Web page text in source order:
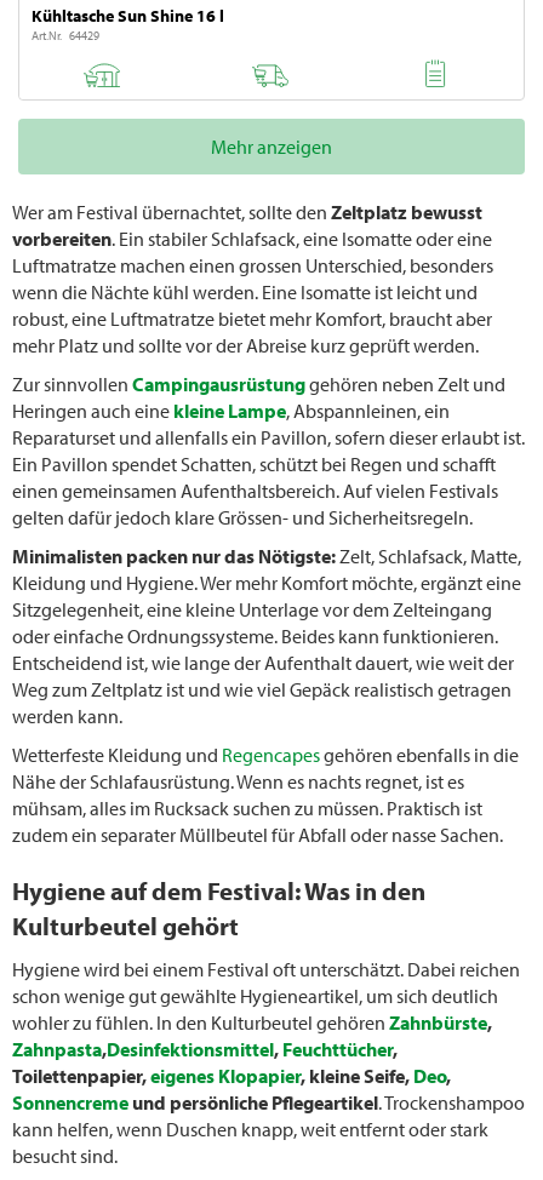
Kühltasche Sun Shine 16 l
Art.Nr. 64429
Mehr anzeigen
Wer am Festival übernachtet, sollte den Zeltplatz bewusst
vorbereiten. Ein stabiler Schlafsack, eine Isomatte oder eine
Luftmatratze machen einen grossen Unterschied, besonders
wenn die Nächte kühl werden. Eine Isomatte ist leicht und
robust, eine Luftmatratze bietet mehr Komfort, braucht aber
mehr Platz und sollte vor der Abreise kurz geprüft werden.
Zur sinnvollen Campingausrüstunggehören neben Zelt und
Heringen auch eine kleine Lampe, Abspannleinen, ein
Reparaturset und allenfalls ein Pavillon, sofern dieser erlaubt ist.
Ein Pavillon spendet Schatten, schützt bei Regen und schafft
einen gemeinsamen Aufenthaltsbereich. Auf vielen Festivals
gelten dafür jedoch klare Grössen- und Sicherheitsregeln.
Minimalisten packen nur das Nötigste: Zelt, Schlafsack, Matte,
Kleidung und Hygiene. Wer mehr Komfort möchte, ergänzt eine
Sitzgelegenheit, eine kleine Unterlage vor dem Zelteingang
oder einfache Ordnungssysteme. Beides kann funktionieren.
Entscheidend ist, wie lange der Aufenthalt dauert, wie weit der
Weg zum Zeltplatz ist und wie viel Gepäck realistisch getragen
werden kann.
Wetterfeste Kleidung und Regencapesgehören ebenfalls in die
Nähe der Schlafausrüstung. Wenn es nachts regnet, ist es
mühsam, alles im Rucksack suchen zu müssen. Praktisch ist
zudem ein separater Müllbeutel für Abfall oder nasse Sachen.
Hygiene auf dem Festival: Was in den
Kulturbeutel gehört
Hygiene wird bei einem Festival oft unterschätzt. Dabei reichen
schon wenige gut gewählte Hygieneartikel, um sich deutlich
wohler zu fühlen. In den Kulturbeutel gehören Zahnbürste,
Zahnpasta,Desinfektionsmittel, Feuchttücher,
Toilettenpapier,eigenes Klopapier, kleine Seife, Deo,
Sonnencreme und persönliche Pflegeartikel. Trockenshampoo
kann helfen, wenn Duschen knapp, weit entfernt oder stark
besucht sind.